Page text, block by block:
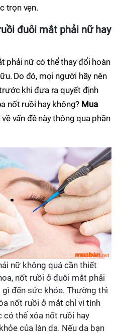
trọn vẹn.
đuôi mắt phải nữ hay
phải nữ có thể thay đổi hoàn
Do đó, mọi người hãy nên
khi đưa ra quyết định
nốt ruồi hay không? Mua
vấn đề này thông qua phần
nữ không quá cần thiết
nốt ruồi ở đuôi mắt phải
đến sức khỏe. Thường thì
nốt ruồi ở mắt chỉ vì tính
có thể xóa nốt ruồi hay
của làn da. Nếu da bạn